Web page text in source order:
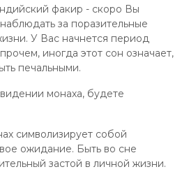
факир - скоро Вы
за поразительные
У Вас начнется период
иногда этот сон означает,
печальными.
монаха, будете
символизирует собой
ожидание. Быть во сне
застой в личной жизни.